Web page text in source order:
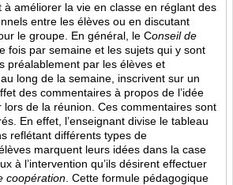
à améliorer la vie en classe en réglant des
entre les élèves ou en discutant
le groupe. En général, le Conseil de
fois par semaine et les sujets qui y sont
préalablement par les élèves et
long de la semaine, inscrivent sur un
des commentaires à propos de l’idée
lors de la réunion. Ces commentaires sont
En effet, l’enseignant divise le tableau
reflétant différents types de
marquent leurs idées dans la case
à l’intervention qu’ils désirent effectuer
coopération . Cette formule pédagogique